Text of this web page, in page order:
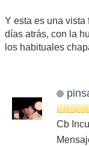
Y esta es una
días atrás, con la
los habituales
Cb